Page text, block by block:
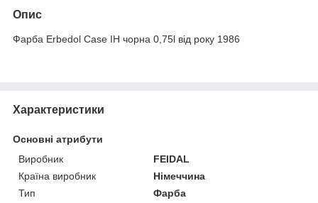
Опис
Фарба Erbedol Case IH чорна 0,75l від року 1986
Характеристики
Основні атрибути
Виробник
FEIDAL
Країна виробник
Німеччина
Тип
Фарба